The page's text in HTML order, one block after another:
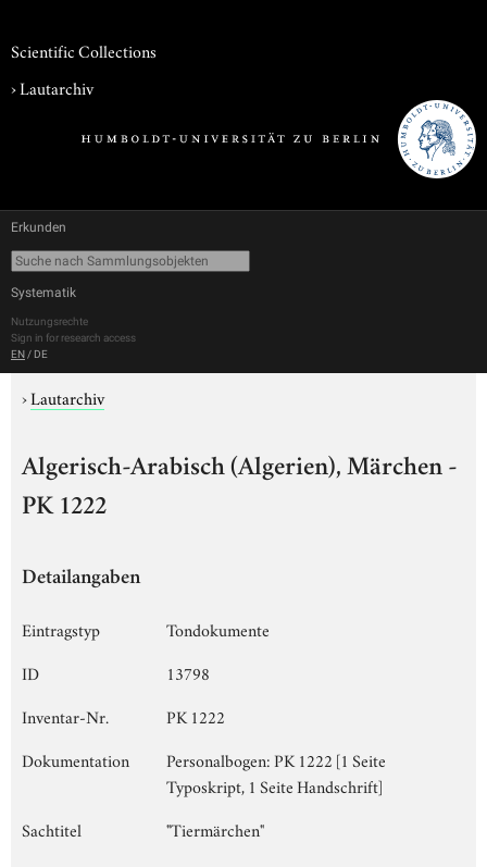
Scientific Collections
›Lautarchiv
Erkunden
Systematik
Nutzungsrechte
Sign in for research access
EN / DE
›Lautarchiv
Algerisch-Arabisch (Algerien), Märchen -
PK 1222
Detailangaben
Eintragstyp
Tondokumente
ID
13798
Inventar-Nr.
PK 1222
Dokumentation
Personalbogen: PK 1222 [1 Seite
Typoskript, 1 Seite Handschrift]
Sachtitel
"Tiermärchen"